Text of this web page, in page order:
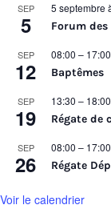
SEP
5
5 septembre
Forum
SEP
12
08:00 – 17:00
Baptêmes
SEP
19
13:30 – 18:00
Régate de
SEP
26
08:00 – 17:00
Régate
Voir le calendrier